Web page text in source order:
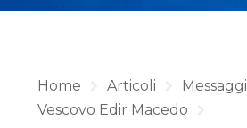
Home Articoli
Messaggi
Vescovo Edir Macedo